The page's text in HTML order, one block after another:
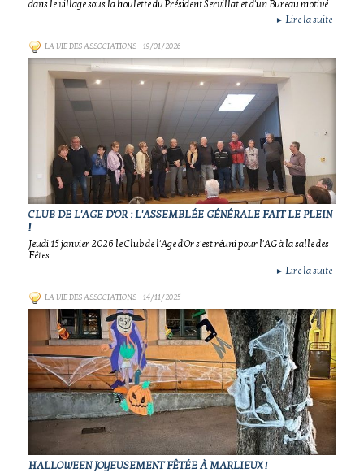
dans le village sous la houlette du Président Servillat et d'un Bureau motivé.
► Lire la suite
LA VIE DES ASSOCIATIONS- 19/01/2026
CLUB DE L'AGE D'OR : L'ASSEMBLÉE GÉNÉRALE FAIT LE PLEIN
!
Jeudi 15 janvier 2026 le Club de l'Age d'Or s'est réuni pour l'AG à la salle des
Fêtes.
► Lire la suite
LA VIE DES ASSOCIATIONS- 14/11/2025
HALLOWEEN JOYEUSEMENT FÊTÉE À MARLIEUX !